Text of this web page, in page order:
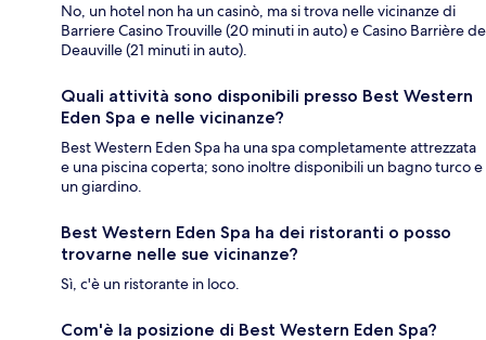
No, un hotel non ha un casinò, ma si trova nelle vicinanze di
Barriere Casino Trouville (20 minuti in auto) e Casino Barrière de
Deauville (21 minuti in auto).
Quali attività sono disponibili presso Best Western
Eden Spa e nelle vicinanze?
Best Western Eden Spa ha una spa completamente attrezzata
e una piscina coperta; sono inoltre disponibili un bagno turco e
un giardino.
Best Western Eden Spa ha dei ristoranti o posso
trovarne nelle sue vicinanze?
Sì, c'è un ristorante in loco.
Com'è la posizione di Best Western Eden Spa?